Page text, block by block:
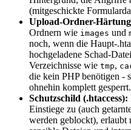
(mitgeschickte
Upload-Ordner-
Ordnern wie images und
noch, wenn die Haupt-
hochgeladene Schad-
Verzeichnisse wie tmp,
die kein PHP benötigen -
ohnehin komplett gesperrt.
Schutzschild (.htaccess):
Einstiege zu (auch
werden geblockt), erlaubt